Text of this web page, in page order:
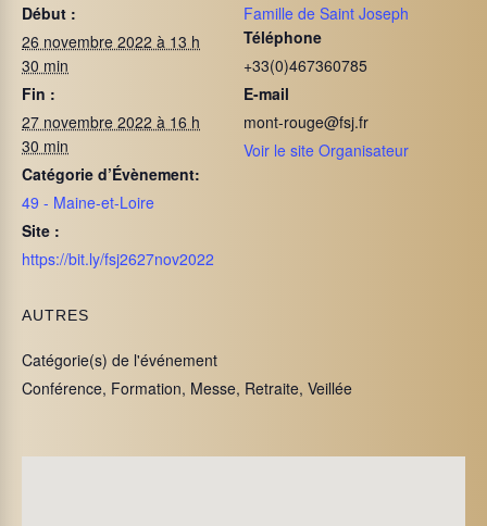
Début :
26 novembre 2022 à 13 h
30 min
Fin :
27 novembre 2022 à 16 h
30 min
Catégorie d’Évènement:
49 - Maine-et-Loire
Site :
https://bit.ly/fsj2627nov2022
Famille de Saint Joseph
Téléphone
+33(0)467360785
E-mail
mont-rouge@fsj.fr
Voir le site Organisateur
AUTRES
Catégorie(s) de l'événement
Conférence, Formation, Messe, Retraite, Veillée